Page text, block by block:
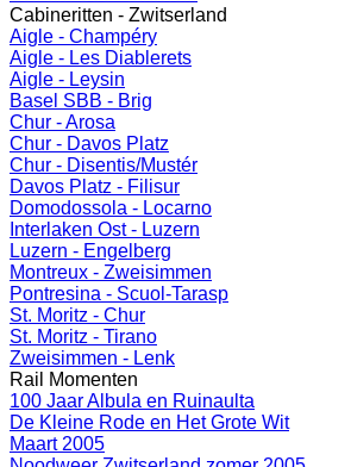
Cabineritten - Zwitserland
Aigle - Champéry
Aigle - Les Diablerets
Aigle - Leysin
Basel SBB - Brig
Chur - Arosa
Chur - Davos Platz
Chur - Disentis/Mustér
Davos Platz - Filisur
Domodossola - Locarno
Interlaken Ost - Luzern
Luzern - Engelberg
Montreux - Zweisimmen
Pontresina - Scuol-Tarasp
St. Moritz - Chur
St. Moritz - Tirano
Zweisimmen - Lenk
Rail Momenten
100 Jaar Albula en Ruinaulta
De Kleine Rode en Het Grote Wit
Maart 2005